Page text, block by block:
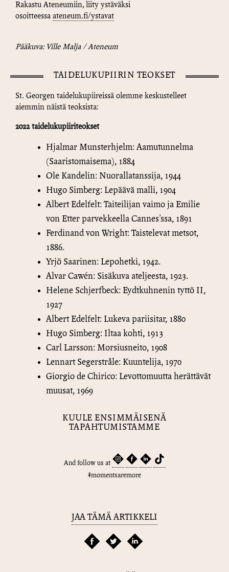
Rakastu Ateneumiin, liity ystäväksi
osoitteessa ateneum.fi/ystavat
Pääkuva: Ville Malja / Ateneum
TAIDELUKUPIIRIN TEOKSET
St. Georgen taidelukupiireissä olemme keskustelleet
aiemmin näistä teoksista:
2022 taidelukupiiriteokset
Hjalmar Munsterhjelm: Aamutunnelma
(Saaristomaisema), 1884
Ole Kandelin: Nuorallatanssija, 1944
Hugo Simberg: Lepäävä malli, 1904
Albert Edelfelt: Taiteilijan vaimo ja Emilie
von Etter parvekkeella Cannes'ssa, 1891
Ferdinand von Wright: Taistelevat metsot,
1886.
Yrjö Saarinen: Lepohetki, 1942.
Alvar Cawén: Sisäkuva ateljeesta, 1923.
Helene Schjerfbeck: Eydtkuhnenin tyttö II,
1927
Albert Edelfelt: Lukeva pariisitar, 1880
Hugo Simberg: Iltaa kohti, 1913
Carl Larsson: Morsiusneito, 1908
Lennart Segerstråle: Kuuntelija, 1970
Giorgio de Chirico: Levottomuutta herättävät
muusat, 1969
KUULE ENSIMMÄISENÄ
TAPAHTUMISTAMME
And follow us at
#momentsaremore
JAA TÄMÄ ARTIKKELI